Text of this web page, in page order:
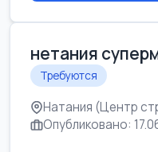
нетания
Требуются
Натания (Центр
Опубликовано: